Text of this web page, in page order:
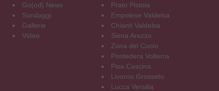
Go(od) News
Sondaggi
Gallerie
Video
Prato Pistoia
Empolese Valdelsa
Chianti Valdelsa
Siena Arezzo
Zona del Cuoio
Pontedera Volterra
Pisa Cascina
Livorno Grosseto
Lucca Versilia